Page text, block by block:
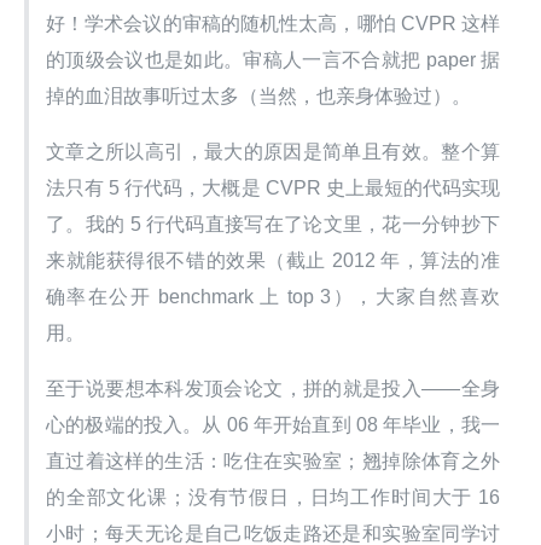
好！学术会议的审稿的随机性太高，哪怕 CVPR 这样
的顶级会议也是如此。审稿人一言不合就把 paper 据
掉的血泪故事听过太多（当然，也亲身体验过）。
文章之所以高引，最大的原因是简单且有效。整个算
法只有 5 行代码，大概是 CVPR 史上最短的代码实现
了。我的 5 行代码直接写在了论文里，花一分钟抄下
来就能获得很不错的效果（截止 2012 年，算法的准
确率在公开 benchmark 上 top 3），大家自然喜欢
用。
至于说要想本科发顶会论文，拼的就是投入——全身
心的极端的投入。从 06 年开始直到 08 年毕业，我一
直过着这样的生活：吃住在实验室；翘掉除体育之外
的全部文化课；没有节假日，日均工作时间大于 16
小时；每天无论是自己吃饭走路还是和实验室同学讨